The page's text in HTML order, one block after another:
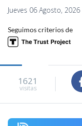
Jueves 06 Agosto,
Seguimos criterios de
1621
visitas